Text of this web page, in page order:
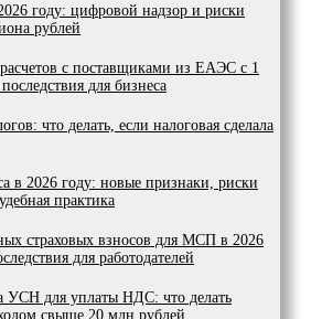
году: цифровой надзор и риски
рублей
с поставщиками из ЕАЭС с 1
для бизнеса
что делать, если налоговая сделала
в 2026 году: новые признаки, риски
практика
страховых взносов для МСП в 2026
для работодателей
УСН для уплаты НДС: что делать
свыше 20 млн рублей